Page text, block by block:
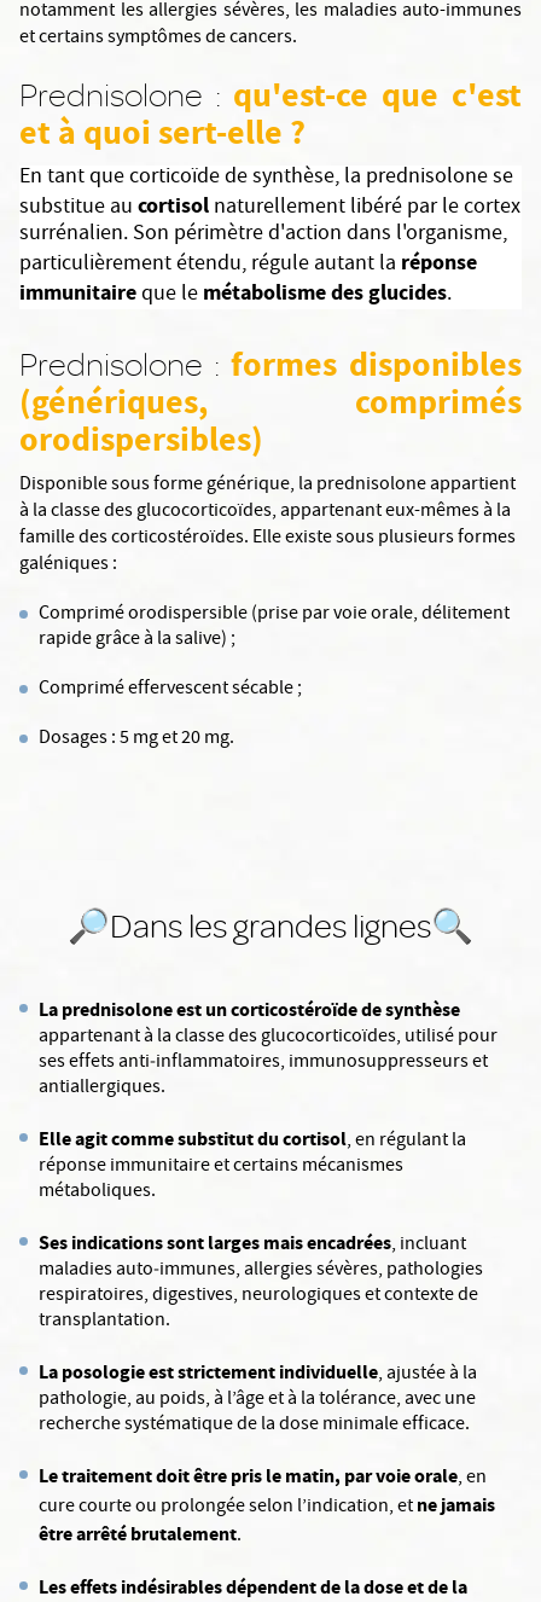
notamment les allergies sévères, les maladies auto-immunes
et certains symptômes de cancers.
Prednisolone : qu'est-ce que c'est
et à quoi sert-elle ?
En tant que corticoïde de synthèse, la prednisolone se
substitue au cortisol naturellement libéré par le cortex
surrénalien. Son périmètre d'action dans l'organisme,
particulièrement étendu, régule autant la réponse
immunitaireque le métabolisme des glucides.
Prednisolone : formes disponibles
(génériques, comprimés
orodispersibles)
Disponible sous forme générique, la prednisolone appartient
à la classe des glucocorticoïdes, appartenant eux-mêmes à la
famille des corticostéroïdes. Elle existe sous plusieurs formes
galéniques :
Comprimé orodispersible (prise par voie orale, délitement
rapide grâce à la salive) ;
Comprimé effervescent sécable ;
Dosages : 5 mg et 20 mg.
🔎Dans les grandes lignes🔍
La prednisolone est un corticostéroïde de synthèse
appartenant à la classe des glucocorticoïdes, utilisé pour
ses effets anti‑inflammatoires, immunosuppresseurs et
antiallergiques.
Elle agit comme substitut du cortisol, en régulant la
réponse immunitaire et certains mécanismes
métaboliques.
Ses indications sont larges mais encadrées, incluant
maladies auto‑immunes, allergies sévères, pathologies
respiratoires, digestives, neurologiques et contexte de
transplantation.
La posologie est strictement individuelle, ajustée à la
pathologie, au poids, à l’âge et à la tolérance, avec une
recherche systématique de la dose minimale efficace.
Le traitement doit être pris le matin, par voie orale, en
cure courte ou prolongée selon l’indication, etne jamais
être arrêté brutalement.
Les effets indésirables dépendent de la dose et de la